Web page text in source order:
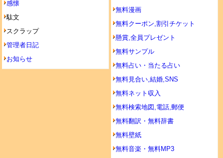
感懐
駄文
スクラップ
管理者日記
お知らせ
無料漫画
無料クーポン,割引チケット
懸賞,全員プレゼント
無料サンプル
無料占い・当たる占い
無料見合い,結婚,SNS
無料ネット収入
無料検索地図,電話,郵便
無料翻訳・無料辞書
無料壁紙
無料音楽・無料MP3